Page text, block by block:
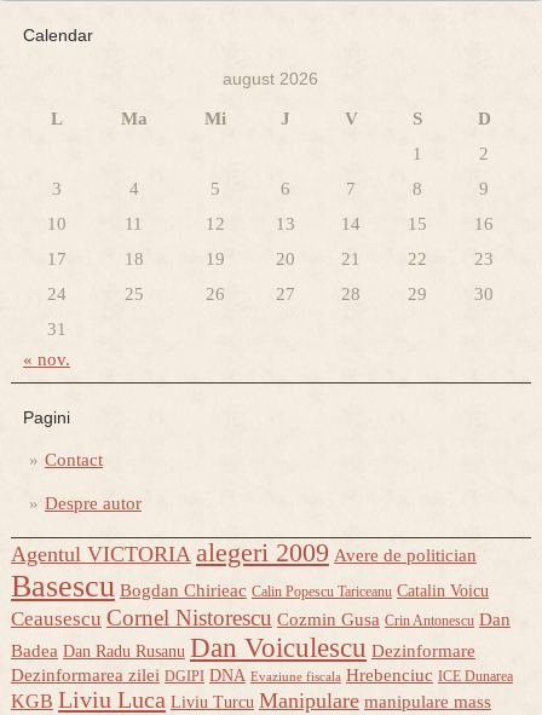
Calendar
august 2026
L Ma Mi J V S
D
1
2
3
4 5 6 7 8
9
10
11 12 13 14 15
16
17
18 19 20 21 22
23
24
25 26 27 28 29
30
31
« nov.
Pagini
Contact
Despre autor
Agentul VICTORIA alegeri 2009 Avere de politician
Basescu Bogdan Chirieac Calin Popescu Tariceanu Catalin Voicu
Ceausescu Cornel Nistorescu Cozmin Gusa Crin Antonescu Dan
Badea Dan Radu Rusanu Dan Voiculescu Dezinformare
Dezinformarea zilei DGIPI DNA Evaziune fiscala Hrebenciuc ICE Dunarea
KGB Liviu Luca Liviu Turcu Manipulare manipulare mass